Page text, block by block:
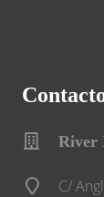
River
C/